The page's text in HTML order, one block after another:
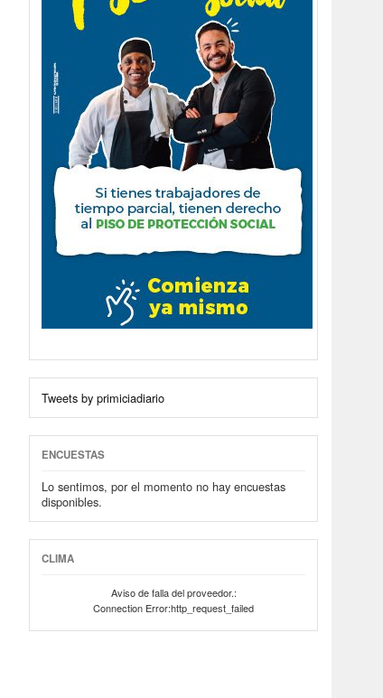
Tweets by primiciadiario
ENCUESTAS
Lo sentimos, por el momento no hay encuestas
disponibles.
CLIMA
Aviso de falla del proveedor.:
Connection Error:http_request_failed